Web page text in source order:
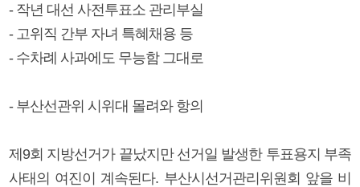
- 작년 대선 사전투표소 관리부실
- 고위직 간부 자녀 특혜채용 등
- 수차례 사과에도 무능함 그대로
- 부산선관위 시위대 몰려와 항의
제9회 지방선거가 끝났지만 선거일 발생한 투표용지 부족
사태의 여진이 계속된다. 부산시선거관리위원회 앞을 비